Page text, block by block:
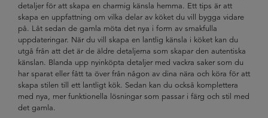
detaljer för att skapa en charmig känsla hemma. Ett tips är att
skapa en uppfattning om vilka delar av köket du vill bygga vidare
på. Låt sedan de gamla möta det nya i form av smakfulla
uppdateringar. När du vill skapa en lantlig känsla i köket kan du
utgå från att det är de äldre detaljerna som skapar den autentiska
känslan. Blanda upp nyinköpta detaljer med vackra saker som du
har sparat eller fått ta över från någon av dina nära och köra för att
skapa stilen till ett lantligt kök. Sedan kan du också komplettera
med nya, mer funktionella lösningar som passar i färg och stil med
det gamla.